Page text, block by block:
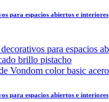
para espacios abiertos e interiores
para espacios abiertos e interiores